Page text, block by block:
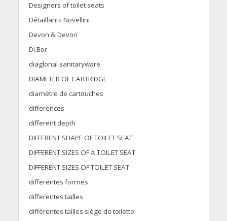
Designers of toilet seats
Détaillants Novellini
Devon & Devon
Di.Bor
diaglonal sanitaryware
DIAMETER OF CARTRIDGE
diamètre de cartouches
differences
different depth
DIFFERENT SHAPE OF TOILET SEAT
DIFFERENT SIZES OF A TOILET SEAT
DIFFERENT SIZES OF TOILET SEAT
differentes formes
differentes tailles
différentes tailles siège de toilette